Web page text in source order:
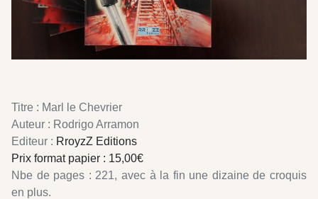
Titre : Marl le Chevrier
Auteur : Rodrigo Arramon
Editeur : RroyzZ Editions
Prix format papier : 15,00€
Nbe de pages : 221, avec à la fin une dizaine de croquis
en plus.